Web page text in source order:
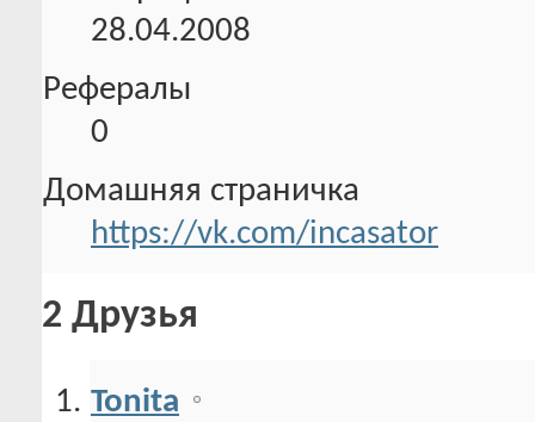
28.04.2008
Рефералы
0
Домашняя страничка
https://vk.com/incasator
2 Друзья
Tonita